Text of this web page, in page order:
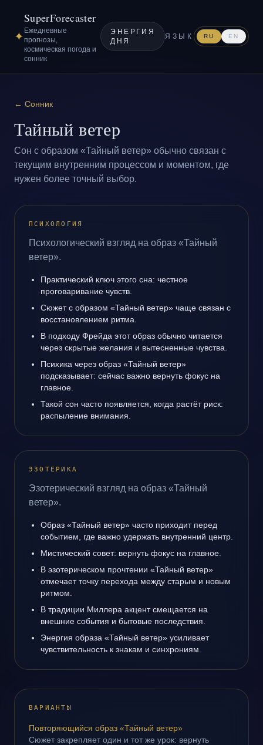
✦
SuperForecaster
Ежедневные
прогнозы,
космическая погода и
сонник
ЭНЕРГИЯ
ДНЯ
ЯЗЫК RU EN
← Сонник
Тайный ветер
Сон с образом «Тайный ветер» обычно связан с
текущим внутренним процессом и моментом, где
нужен более точный выбор.
ПСИХОЛОГИЯ
Психологический взгляд на образ «Тайный
ветер».
Практический ключ этого сна: честное
проговаривание чувств.
Сюжет с образом «Тайный ветер» чаще связан с
восстановлением ритма.
В подходу Фрейда этот образ обычно читается
через скрытые желания и вытесненные чувства.
Психика через образ «Тайный ветер»
подсказывает: сейчас важно вернуть фокус на
главное.
Такой сон часто появляется, когда растёт риск:
распыление внимания.
ЭЗОТЕРИКА
Эзотерический взгляд на образ «Тайный
ветер».
Образ «Тайный ветер» часто приходит перед
событием, где важно удержать внутренний центр.
Мистический совет: вернуть фокус на главное.
В эзотерическом прочтении «Тайный ветер»
отмечает точку перехода между старым и новым
ритмом.
В традиции Миллера акцент смещается на
внешние события и бытовые последствия.
Энергия образа «Тайный ветер» усиливает
чувствительность к знакам и синхрониям.
ВАРИАНТЫ
Повторяющийся образ «Тайный ветер»
Сюжет закрепляет один и тот же урок: вернуть